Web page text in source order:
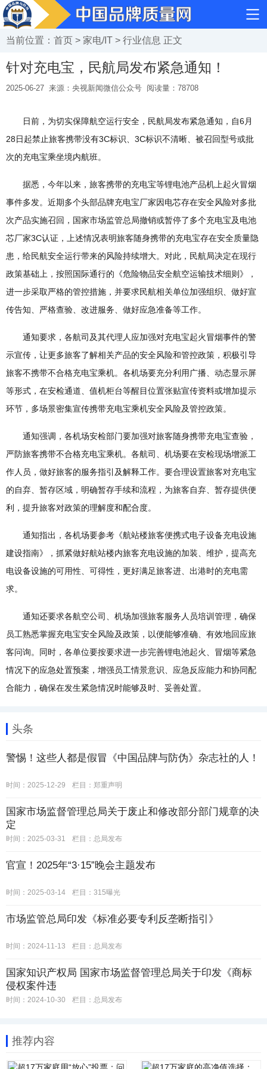
当前位置： 首页 > 家电/IT > 行业信息 正文
针对充电宝，民航局发布紧急通知！
2025-06-27 来源：央视新闻微信公众号 阅读量： 78708
日前，为切实保障航空运行安全，民航局发布紧急通知，自6月
28日起禁止旅客携带没有3C标识、3C标识不清晰、被召回型号或批
次的充电宝乘坐境内航班。
据悉，今年以来，旅客携带的充电宝等锂电池产品机上起火冒烟
事件多发。近期多个头部品牌充电宝厂家因电芯存在安全风险对多批
次产品实施召回，国家市场监管总局撤销或暂停了多个充电宝及电池
芯厂家3C认证，上述情况表明旅客随身携带的充电宝存在安全质量隐
患，给民航安全运行带来的风险持续增大。对此，民航局决定在现行
政策基础上，按照国际通行的《危险物品安全航空运输技术细则》，
进一步采取严格的管控措施，并要求民航相关单位加强组织、做好宣
传告知、严格查验、改进服务、做好应急准备等工作。
通知要求，各航司及其代理人应加强对充电宝起火冒烟事件的警
示宣传，让更多旅客了解相关产品的安全风险和管控政策，积极引导
旅客不携带不合格充电宝乘机。各机场要充分利用广播、动态显示屏
等形式，在安检通道、值机柜台等醒目位置张贴宣传资料或增加提示
环节，多场景密集宣传携带充电宝乘机安全风险及管控政策。
通知强调，各机场安检部门要加强对旅客随身携带充电宝查验，
严防旅客携带不合格充电宝乘机。各航司、机场要在安检现场增派工
作人员，做好旅客的服务指引及解释工作。要合理设置旅客对充电宝
的自弃、暂存区域，明确暂存手续和流程，为旅客自弃、暂存提供便
利，提升旅客对政策的理解度和配合度。
通知指出，各机场要参考《航站楼旅客便携式电子设备充电设施
建设指南》，抓紧做好航站楼内旅客充电设施的加装、维护，提高充
电设备设施的可用性、可得性，更好满足旅客进、出港时的充电需
求。
通知还要求各航空公司、机场加强旅客服务人员培训管理，确保
员工熟悉掌握充电宝安全风险及政策，以便能够准确、有效地回应旅
客问询。同时，各单位要按要求进一步完善锂电池起火、冒烟等紧急
情况下的应急处置预案，增强员工情景意识、应急反应能力和协同配
合能力，确保在发生紧急情况时能够及时、妥善处置。
头条
警惕！这些人都是假冒《中国品牌与防伪》杂志社的人！
时间：2025-12-29 栏目： 郑重声明
国家市场监督管理总局关于废止和修改部分部门规章的决
定
时间：2025-03-31 栏目： 总局发布
官宣！2025年“3·15”晚会主题发布
时间：2025-03-14 栏目： 315曝光
市场监管总局印发《标准必要专利反垄断指引》
时间：2024-11-13 栏目： 总局发布
国家知识产权局 国家市场监督管理总局关于印发《商标
侵权案件违
时间：2024-10-30 栏目： 总局发布
推荐内容